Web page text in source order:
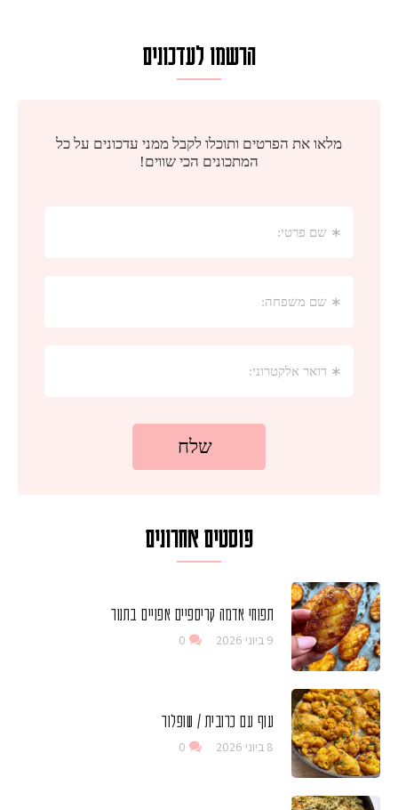
הרשמו לעדכונים
פוסטים אחרונים
תפוחי אדמה קריספיים אפויים בתנור
9 ביוני 2026 0
עוף עם כרובית / שופלור
8 ביוני 2026 0